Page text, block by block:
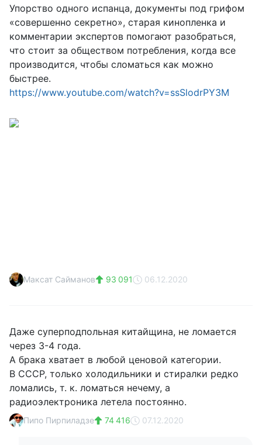
Упорство одного испанца, документы под грифом
«совершенно секретно», старая кинопленка и
комментарии экспертов помогают разобраться,
что стоит за обществом потребления, когда все
производится, чтобы сломаться как можно
быстрее.
https://www.youtube.com/watch?v=ssSlodrPY3M
Максат Сайманов 93 091 06.12.2020
Даже суперподпольная китайщина, не ломается
через 3-4 года.
А брака хватает в любой ценовой категории.
В СССР, только холодильники и стиралки редко
ломались, т. к. ломаться нечему, а
радиоэлектроника летела постоянно.
Пипо Пирпиладзе 74 416 07.12.2020